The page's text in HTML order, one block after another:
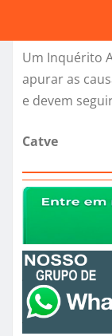
Um Inquérito
apurar as
e devem
Catve